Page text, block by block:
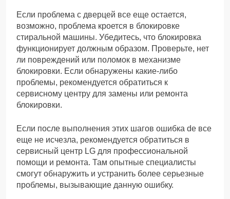
Если проблема с дверцей все еще остается,
возможно, проблема кроется в блокировке
стиральной машины. Убедитесь, что блокировка
функционирует должным образом. Проверьте, нет
ли повреждений или поломок в механизме
блокировки. Если обнаружены какие-либо
проблемы, рекомендуется обратиться к
сервисному центру для замены или ремонта
блокировки.
Если после выполнения этих шагов ошибка de все
еще не исчезла, рекомендуется обратиться в
сервисный центр LG для профессиональной
помощи и ремонта. Там опытные специалисты
смогут обнаружить и устранить более серьезные
проблемы, вызывающие данную ошибку.